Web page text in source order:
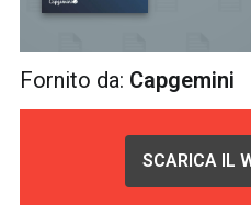
Fornito da: Capgemini
SCARICA IL